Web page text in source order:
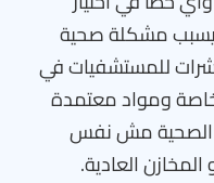
يسبب مشكلة صحية
للمستشفيات في
ومواد معتمدة
الصحية مش نفس
العادية.